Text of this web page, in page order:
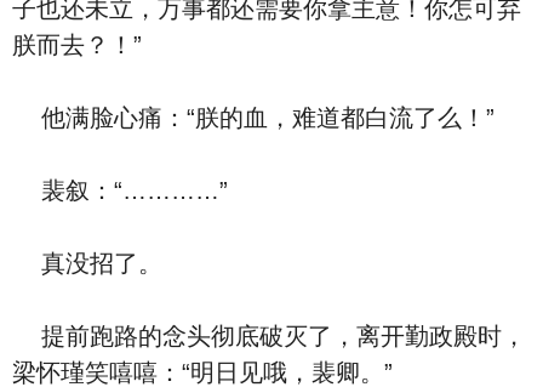
子也还未立，万事都还需要你拿主意！你怎可弃
朕而去？！”
他满脸心痛：“朕的血，难道都白流了么！”
裴叙：“…………”
真没招了。
提前跑路的念头彻底破灭了，离开勤政殿时，
梁怀瑾笑嘻嘻：“明日见哦，裴卿。”